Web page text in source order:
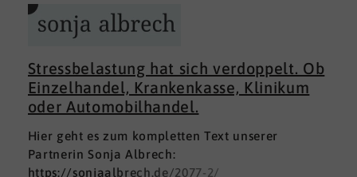
Stressbelastung hat sich verdoppelt. Ob
Einzelhandel, Krankenkasse, Klinikum
oder Automobilhandel.
Hier geht es zum kompletten Text unserer
Partnerin Sonja Albrech:
https://sonjaalbrech.de/2077-2/